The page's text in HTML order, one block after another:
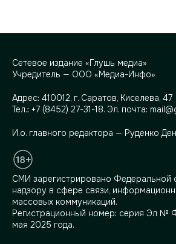
Сетевое издание «Глушь медиа»
Учредитель — ООО «Медиа-Инфо»
Адрес: 410012, г. Саратов, Киселева, 47
Тел.: +7 (8452) 27-31-18. Эл. почта:
И.о. главного редактора — Руденко
СМИ зарегистрировано Федеральной
надзору в сфере связи,
массовых коммуникаций.
Регистрационный номер: серия Эл №
мая 2025 года.